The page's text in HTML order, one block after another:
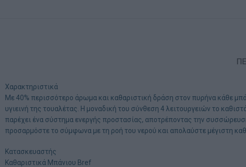
Χαρακτηριστικά
Με 40% περισσότερο άρωμα και καθαριστική δράση στον πυρήνα κάθε
υγιεινή της τουαλέτας. Η μοναδική του σύνθεση 4 λειτουργειών το
παρέχει ένα σύστημα ενεργής προστασίας, αποτρέποντας την
προσαρμόστε το σύμφωνα με τη ροή του νερού και απολαύστε μέγιστη
Κατασκευαστής
Καθαριστικά Μπάνιου Bref